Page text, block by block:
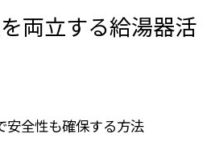
両立する給湯器活
安全性も確保する方法